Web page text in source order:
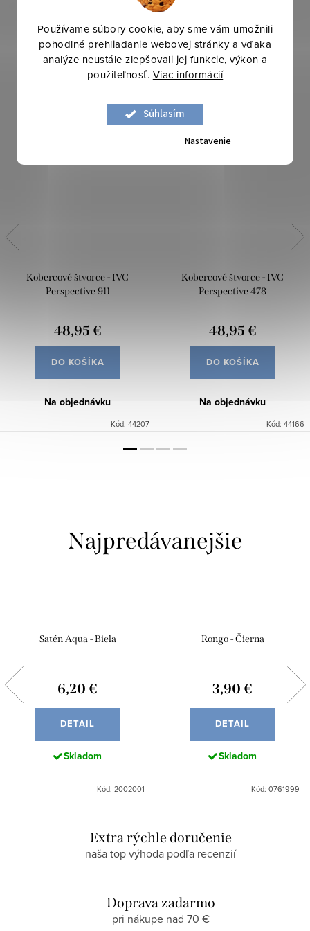
Používame súbory cookie, aby sme vám umožnili
pohodlné prehliadanie webovej stránky a vďaka
analýze neustále zlepšovali jej funkcie, výkon a
použiteľnosť. Viac informácií
Súhlasím
Nastavenie
Kobercové štvorce - IVC
Perspective 911
48,95 €
DO KOŠÍKA
Na objednávku
Kód: 44207
Kobercové štvorce - IVC
Perspective 478
48,95 €
DO KOŠÍKA
Na objednávku
Kód: 44166
Najpredávanejšie
Satén Aqua - Biela
6,20 €
DETAIL
Skladom
Kód: 2002001
Rongo - Čierna
3,90 €
DETAIL
Skladom
Kód: 0761999
Extra rýchle doručenie
naša top výhoda podľa recenzií
Doprava zadarmo
pri nákupe nad 70 €